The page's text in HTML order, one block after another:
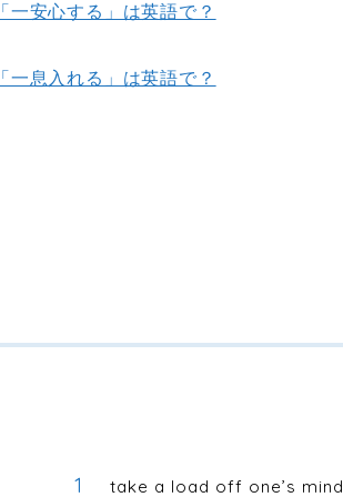
「一安心する」は英語で？
「一息入れる」は英語で？
take a load off one’s mind